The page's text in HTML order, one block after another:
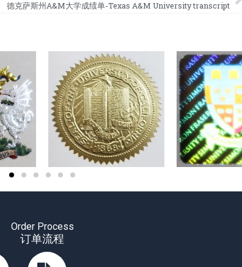
德克萨斯州A&M大学成绩单-Texas A&M University transcript
Order Process
订单流程